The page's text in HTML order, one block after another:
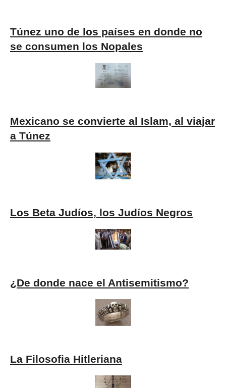
Túnez uno de los países en donde no
se consumen los Nopales
Mexicano se convierte al Islam, al viajar
a Túnez
Los Beta Judíos, los Judíos Negros
¿De donde nace el Antisemitismo?
La Filosofia Hitleriana